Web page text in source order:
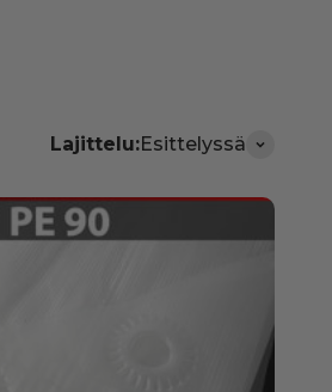
Lajittelu:Esittelyssä